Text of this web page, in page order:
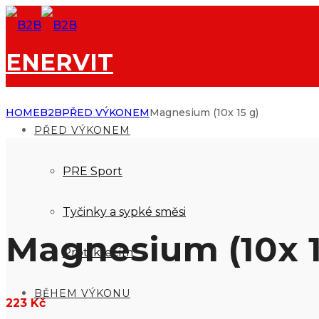
ENERVIT
PŘED VÝKONEM
PRE Sport
Tyčinky a sypké směsi
Proti křečím
BĚHEM VÝKONU
HOMEB2BPŘED VÝKONEMMagnesium (10x 15 g)
Magnesium (10x
223 Kč